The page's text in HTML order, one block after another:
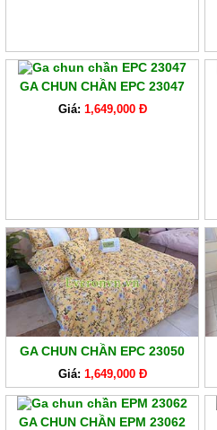
HÀNG
LẺ
GA CHUN CHẦN EPC 23047
Giá: 1,649,000 Đ
GA CHUN CHẦN EPC 23050
Giá: 1,649,000 Đ
GA CHUN CHẦN EPM 23062